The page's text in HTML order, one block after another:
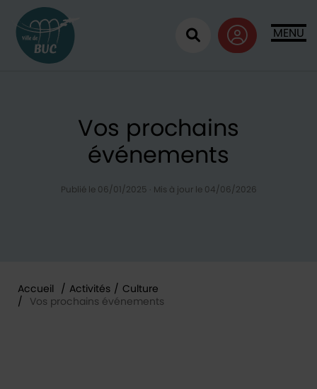
MENU
Ouvrir la
Vos prochains
événements
Publié le 06/01/2025 · Mis à jour le 04/06/2026
Accueil / Activités / Culture
/
Vos prochains événements